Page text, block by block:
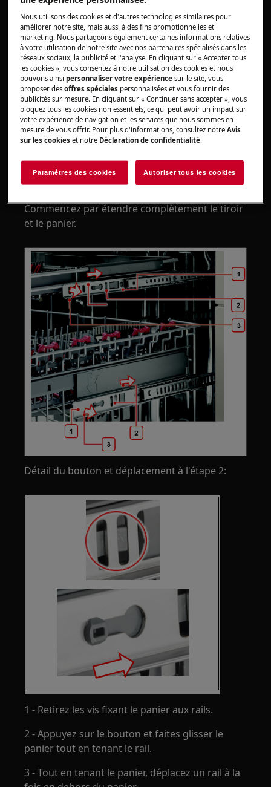
appareils, pour les appareils lourds, il faut deux
personnes pour le déplacer.
Utilisez toujours des gants de sécurité et des
chaussures fermées.
Veuillez noter que l'auto-réparation ou la réparation
non professionnelle peut avoir des conséquences sur
la sécurité si elle n'est pas effectuée correctement.
Démontage et assemblage du tiroir à
La procédure est similaire pour le tiroir à
Commencez par étendre complètement le tiroir
et le panier.
Détail du bouton et déplacement à l'étape 2:
1 - Retirez les vis fixant le panier aux rails.
2 - Appuyez sur le bouton et faites glisser le
panier tout en tenant le rail.
3 - Tout en tenant le panier, déplacez un rail à la
Nous utilisons des cookies et d'autres technologies similaires pour
améliorer notre site, mais aussi à des fins promotionnelles et
marketing. Nous partageons également certaines informations relatives
à votre utilisation de notre site avec nos partenaires spécialisés dans les
réseaux sociaux, la publicité et l'analyse. En cliquant sur « Accepter tous
les cookies », vous consentez à notre utilisation des cookies et nous
pouvons ainsipersonnaliser votre expériencesur le site, vous
proposer desoffres spéciales personnalisées et vous fournir des
publicités sur mesure. En cliquant sur « Continuer sans accepter », vous
bloquez tous les cookies non essentiels, ce qui peut avoir un impact sur
votre expérience de navigation et les services que nous sommes en
mesure de vous offrir. Pour plus d'informations, consultez notreAvis
sur les cookies et notre Déclaration de confidentialité.
Paramètres des cookies Autoriser tous les cookies